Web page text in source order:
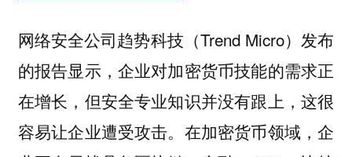
网络安全公司趋势科技（Trend Micro）发布
的报告显示，企业对加密货币技能的需求正
在增长，但安全专业知识并没有跟上，这很
容易让企业遭受攻击。在加密货币领域，企